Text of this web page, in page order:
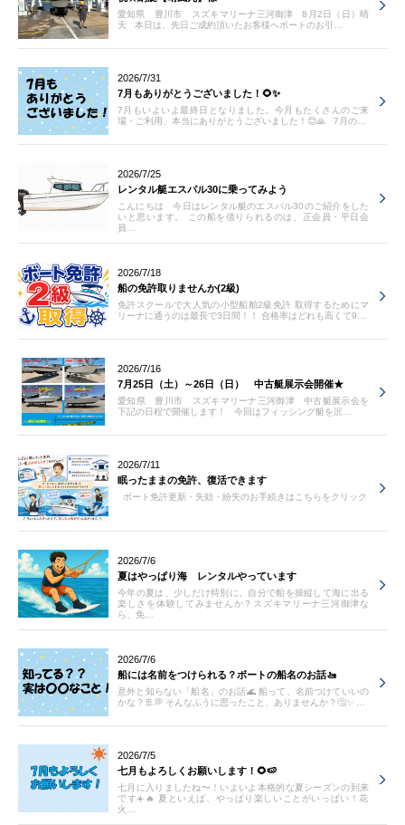
愛知県 豊川市 スズキマリーナ三河御津 8月2日（日）晴
天 本日は、先日ご成約頂いたお客様へボートのお引…
2026/7/31
7月もありがとうございました！🌻✨
7月もいよいよ最終日となりました。今月もたくさんのご来
場・ご利用、本当にありがとうございました！😊🙏 7月の…
2026/7/25
レンタル艇エスパル30に乗ってみよう
こんにちは 今日はレンタル艇のエスパル30のご紹介をした
いと思います。 この船を借りられるのは、正会員・平日会
員…
2026/7/18
船の免許取りませんか(2級)
免許スクールで大人気の小型船舶2級免許 取得するためにマ
リーナに通うのは最長で3日間！！ 合格率はどれも高くて9…
2026/7/16
7月25日（土）～26日（日） 中古艇展示会開催★
愛知県 豊川市 スズキマリーナ三河御津 中古艇展示会を
下記の日程で開催します！ 今回はフィッシング艇を沢…
2026/7/11
眠ったままの免許、復活できます
ボート免許更新・失効・紛失のお手続きはこちらをクリック
2026/7/6
夏はやっぱり海 レンタルやっています
今年の夏は、少しだけ特別に。自分で船を操縦して海に出る
楽しさを体験してみませんか？スズキマリーナ三河御津な
ら、免…
2026/7/6
船には名前をつけられる？ボートの船名のお話🚤
意外と知らない「船名」のお話🌊 船って、名前つけていいの
かな？🚢💭 そんなふうに思ったこと、ありませんか？🤔✨ …
2026/7/5
七月もよろしくお願いします！🌻🍉
七月に入りましたね〜！いよいよ本格的な夏シーズンの到来
です☀️🔥 夏といえば、やっぱり楽しいことがいっぱい！花
火…